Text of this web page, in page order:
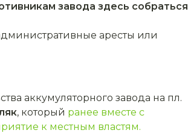
завода здесь собраться
аресты или
аккумуляторного завода на пл.
, который ранее вместе с
к местным властям.